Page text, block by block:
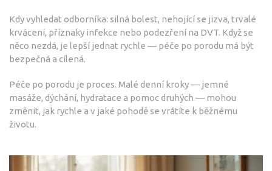
Kdy vyhledat odborníka: silná bolest, nehojící se jizva, trvalé
krvácení, příznaky infekce nebo podezření na DVT. Když se
něco nezdá, je lepší jednat rychle — péče po porodu má být
bezpečná a cílená.
Péče po porodu je proces. Malé denní kroky — jemné
masáže, dýchání, hydratace a pomoc druhých — mohou
změnit, jak rychle a v jaké pohodě se vrátíte k běžnému
životu.